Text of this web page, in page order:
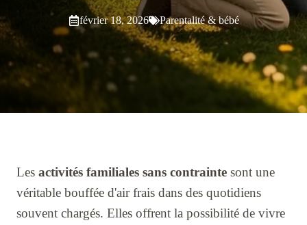
février 18, 2026 Parentalité & bébé
Les activités familiales sans contrainte sont une
véritable bouffée d'air frais dans des quotidiens
souvent chargés. Elles offrent la possibilité de vivre